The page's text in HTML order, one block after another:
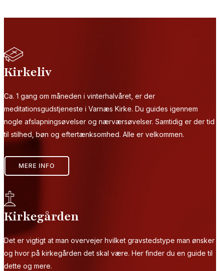
Kirkeliv
Ca. 1 gang om måneden i vinterhalvåret, er der
meditationsgudstjeneste i Varnæs Kirke. Du guides igennem
nogle afslapningsøvelser og nærværsøvelser. Samtidig er der tid
til stilhed, bøn og eftertænksomhed. Alle er velkommen.
MERE INFO
Kirkegården
Det er vigtigt at man overvejer hvilket gravstedstype man ønsker
og hvor på kirkegården det skal være. Her finder du en guide til
dette og mere.